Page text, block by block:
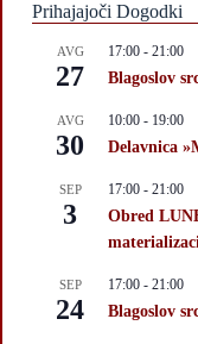
Prihajajoči Dogodki
AVG
27
17:00 - 21:00
Blagoslov
AVG
30
10:00 - 19:00
Delavnica
SEP
3
17:00 - 21:00
Obred
SEP
24
17:00 - 21:00
Blagoslov